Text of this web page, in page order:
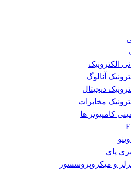
الکترونیک
آنالوگ
دیجیتال
مخابرات
کامپیوتر ها
پای
و میکروپروسسور